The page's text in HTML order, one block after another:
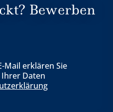
Bewerben
Mail erklären Sie
Daten